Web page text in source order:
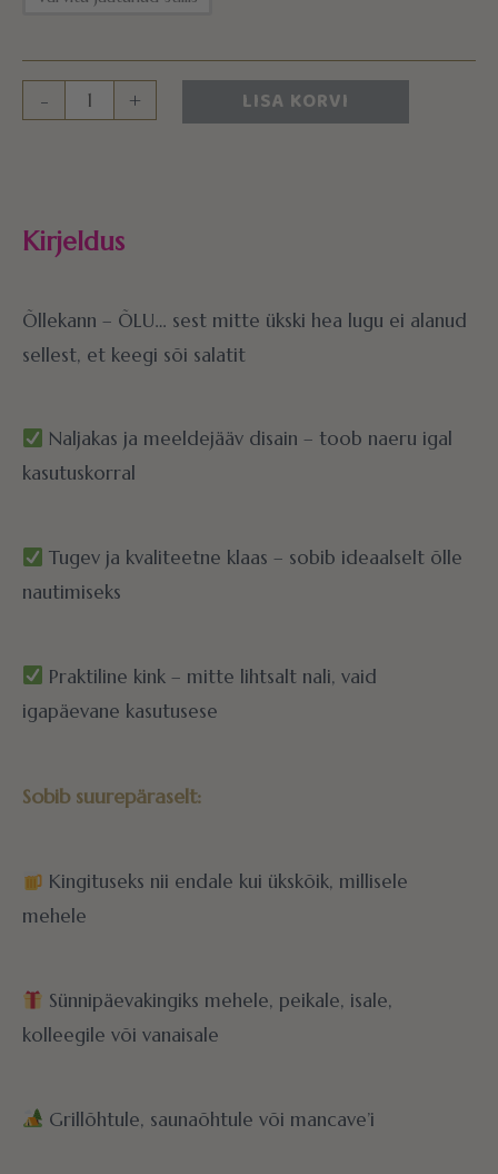
- + LISA KORVI
Kirjeldus
Õllekann – ÕLU… sest mitte ükski hea lugu ei alanud
sellest, et keegi sõi salatit
Naljakas ja meeldejääv disain – toob naeru igal
kasutuskorral
Tugev ja kvaliteetne klaas – sobib ideaalselt õlle
nautimiseks
Praktiline kink – mitte lihtsalt nali, vaid
igapäevane kasutusese
Sobib suurepäraselt:
Kingituseks nii endale kui ükskõik, millisele
mehele
Sünnipäevakingiks mehele, peikale, isale,
kolleegile või vanaisale
Grillõhtule, saunaõhtule või mancave’i